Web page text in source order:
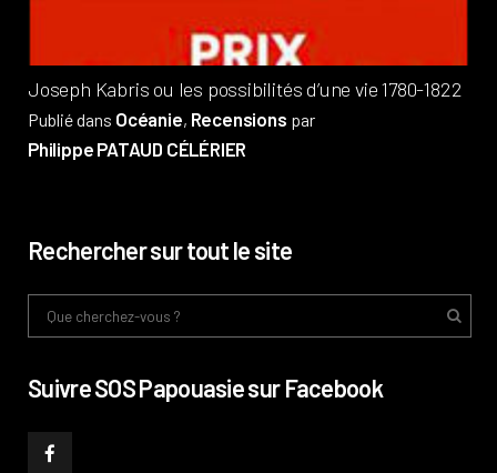
Joseph Kabris ou les possibilités d’une vie 1780-1822
Publié dans Océanie, Recensions par
Philippe PATAUD CÉLÉRIER
Rechercher sur tout le site
Suivre SOS Papouasie sur Facebook